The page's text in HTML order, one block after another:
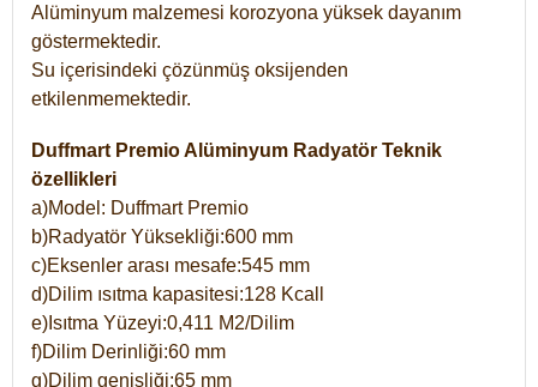
Alüminyum malzemesi korozyona yüksek dayanım
göstermektedir.
Su içerisindeki çözünmüş oksijenden
etkilenmemektedir.
Duffmart Premio Alüminyum Radyatör Teknik
özellikleri
a)Model: Duffmart Premio
b)Radyatör Yüksekliği:600 mm
c)Eksenler arası mesafe:545 mm
d)Dilim ısıtma kapasitesi:128 Kcall
e)Isıtma Yüzeyi:0,411 M2/Dilim
f)Dilim Derinliği:60 mm
g)Dilim genişliği:65 mm